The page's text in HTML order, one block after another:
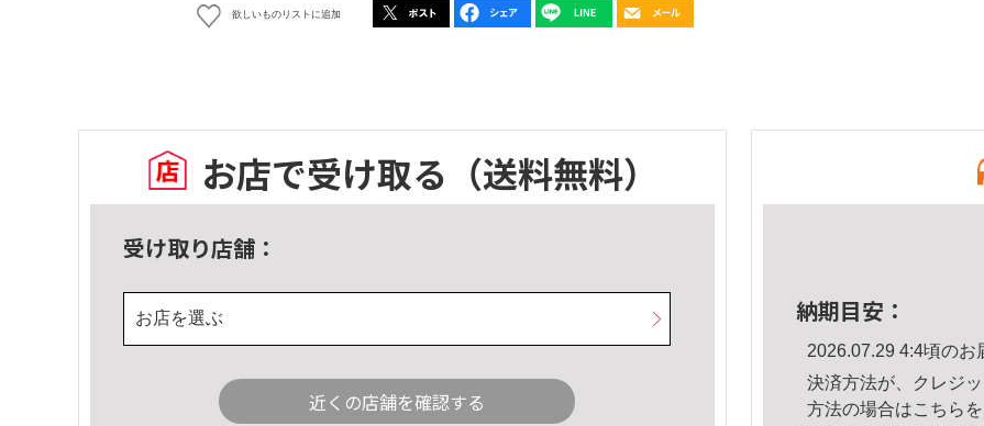
欲しいものリストに追加
お店で受け取る （送料無料）
受け取り店舗：
お店を選ぶ
近くの店舗を確認する
納期目安：
2026.07.29 4:4頃のお
決済方法が、クレジ
方法の場合はこちら